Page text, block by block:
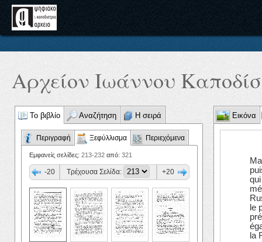
Αρχείον Ιωάννου
Το βιβλίο Αναζήτηση Η σειρά
Περιγραφή Ξεφύλλισμα Περιεχόμενα
Εμφανείς σελίδες: 213-232 από: 321
-20 Τρέχουσα Σελίδα: +20
Εικόνα
le
la